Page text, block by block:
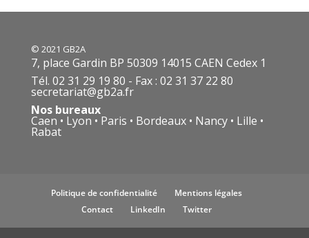
© 2021 GB2A
7, place Gardin BP 50309 14015 CAEN Cedex 1
Tél. 02 31 29 19 80 - Fax : 02 31 37 22 80
secretariat@gb2a.fr
Nos bureaux
Caen • Lyon • Paris • Bordeaux • Nancy • Lille •
Rabat
Politique de confidentialité
Mentions légales
Contact
LinkedIn Twitter